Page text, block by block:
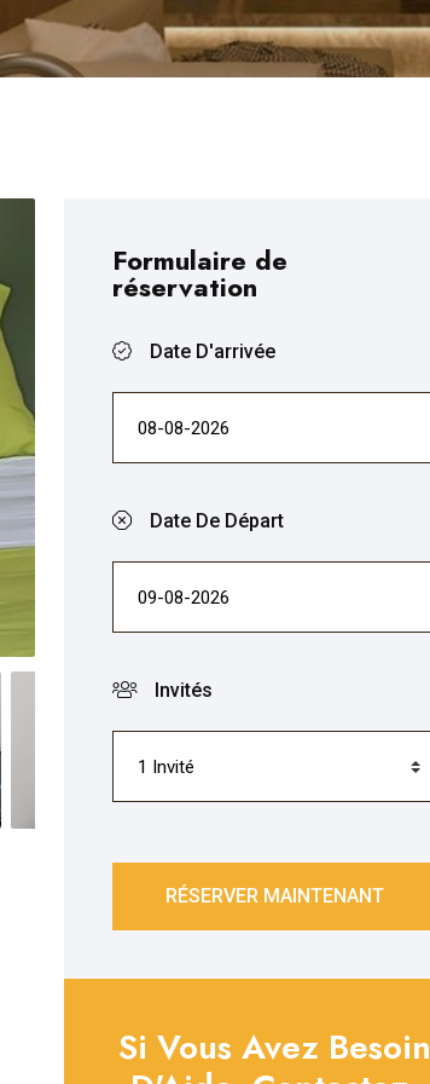
Formulaire de
réservation
Date D'arrivée
Date De Départ
Invités
RÉSERVER MAINTENANT
Si Vous Avez Besoin